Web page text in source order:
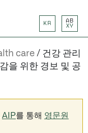
KR
AB
XY
care
건강 관리
을 위한 경보 및 공
AIP를 통해 영문원